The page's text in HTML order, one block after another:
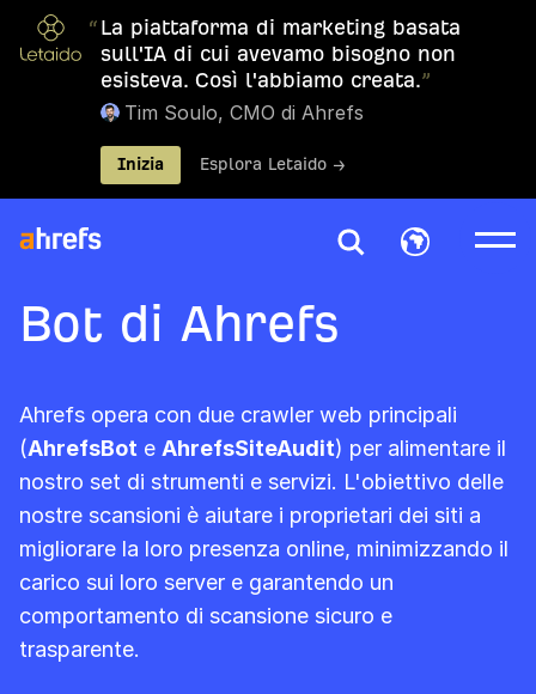
“ La piattaforma di marketing basata
sull'IA di cui avevamo bisogno non
esisteva. Così l'abbiamo creata.”
Tim Soulo, CMO di Ahrefs
Inizia Esplora Letaido →
Bot di Ahrefs
Ahrefs opera con due crawler web principali
(AhrefsBot e AhrefsSiteAudit) per alimentare il
nostro set di strumenti e servizi. L'obiettivo delle
nostre scansioni è aiutare i proprietari dei siti a
migliorare la loro presenza online, minimizzando il
carico sui loro server e garantendo un
comportamento di scansione sicuro e
trasparente.